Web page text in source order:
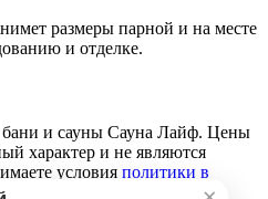
размеры парной и на месте
и отделке.
бани и сауны Сауна Лайф. Цены
характер и не являются
условия политики в
данных